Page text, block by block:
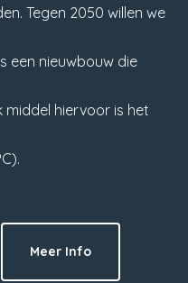
Tegen 2050 willen we
een nieuwbouw die
hiervoor is het
Meer Info